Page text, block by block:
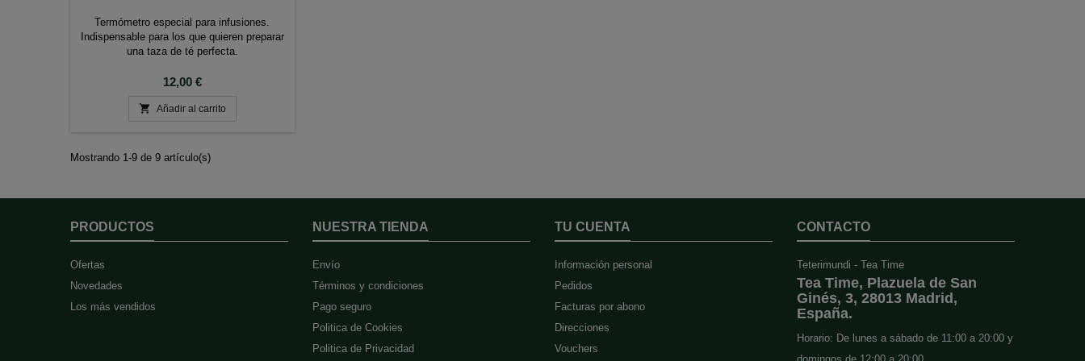
Termómetro especial para infusiones.
Indispensable para los que quieren preparar
una taza de té perfecta.
Precio
12,00 €
 Añadir al carrito
Mostrando 1-9 de 9 artículo(s)
PRODUCTOS
Ofertas
Novedades
Los más vendidos
NUESTRA TIENDA
Envío
Términos y condiciones
Pago seguro
Politica de Cookies
Politica de Privacidad
TU CUENTA
Información personal
Pedidos
Facturas por abono
Direcciones
Vouchers
CONTACTO
Teterimundi - Tea Time
Tea Time, Plazuela de San
Ginés, 3, 28013 Madrid,
España.
Horario: De lunes a sábado de 11:00 a 20:00 y
domingos de 12:00 a 20:00